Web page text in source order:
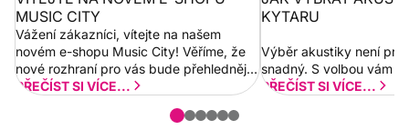
MUSIC CITY
Vážení zákazníci, vítejte na našem
novém e-shopu Music City! Věříme, že
nové rozhraní pro vás bude přehlednější
a rychlejší. Postupně budeme přidávat
PŘEČÍST SI VÍCE...
KYTARU
Výběr akustiky není pro
snadný. S volbou vám
PŘEČÍST SI VÍCE...